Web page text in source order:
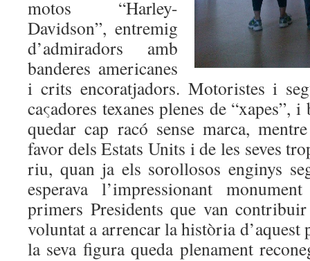
motos “Harley-
Davidson”, entremig
d’admiradors amb
banderes americanes
i crits encoratjadors. Motoristes i
caςadores texanes plenes de “xapes”,
quedar cap racó sense marca,
favor dels Estats Units i de les seves
riu, quan ja els sorollosos enginys
esperava l’impressionant
primers Presidents que van
voluntat a arrencar la història
la seva figura queda plenament